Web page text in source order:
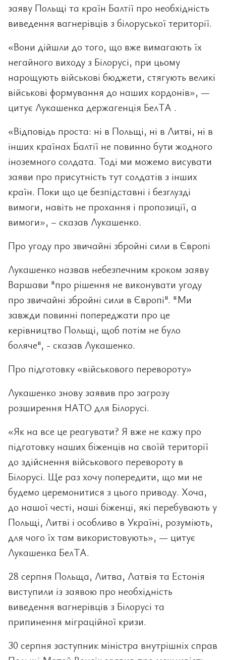
заяву Польщі та країн Балтії про необхідність
виведення вагнерівців з білоруської території.
«Вони дійшли до того, що вже вимагають їх
негайного виходу з Білорусі, при цьому
нарощують військові бюджети, стягують великі
військові формування до наших кордонів», —
цитує Лукашенка держагенція БелТА .
«Відповідь проста: ні в Польщі, ні в Литві, ні в
інших країнах Балтії не повинно бути жодного
іноземного солдата. Тоді ми можемо висувати
заяви про присутність тут солдатів з інших
країн. Поки що це безпідставні і безглузді
вимоги, навіть не прохання і пропозиції, а
вимоги», – сказав Лукашенко.
Про угоду про звичайні збройні сили в Європі
Лукашенко назвав небезпечним кроком заяву
Варшави "про рішення не виконувати угоду
про звичайні збройні сили в Європі". "Ми
завжди повинні попереджати про це
керівництво Польщі, щоб потім не було
боляче", - сказав Лукашенко.
Про підготовку «військового перевороту»
Лукашенко знову заявив про загрозу
розширення НАТО для Білорусі.
«Як на все це реагувати? Я вже не кажу про
підготовку наших біженців на своїй території
до здійснення військового перевороту в
Білорусі. Ще раз хочу попередити, що ми не
будемо церемонитися з цього приводу. Хоча,
до нашої честі, наші біженці, які перебувають у
Польщі, Литві і особливо в Україні, розуміють,
для чого їх там використовують», — цитує
Лукашенка БелТА.
28 серпня Польща, Литва, Латвія та Естонія
виступили із заявою про необхідність
виведення вагнерівців з Білорусі та
припинення міграційної кризи.
30 серпня заступник міністра внутрішніх справ